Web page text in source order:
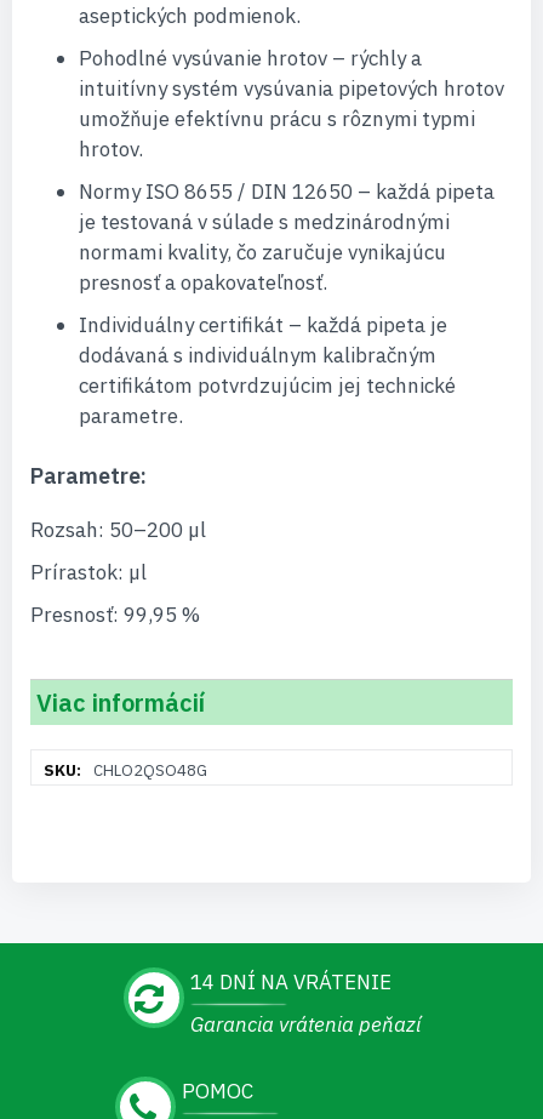
aseptických podmienok.
Pohodlné vysúvanie hrotov – rýchly a
intuitívny systém vysúvania pipetových hrotov
umožňuje efektívnu prácu s rôznymi typmi
hrotov.
Normy ISO 8655 / DIN 12650 – každá pipeta
je testovaná v súlade s medzinárodnými
normami kvality, čo zaručuje vynikajúcu
presnosť a opakovateľnosť.
Individuálny certifikát – každá pipeta je
dodávaná s individuálnym kalibračným
certifikátom potvrdzujúcim jej technické
parametre.
Parametre:
Rozsah: 50–200 µl
Prírastok: µl
Presnosť: 99,95 %
Viac informácií
informáciíCHLO2QSO48G
14 DNÍ NA VRÁTENIE
Garancia vrátenia peňazí
POMOC